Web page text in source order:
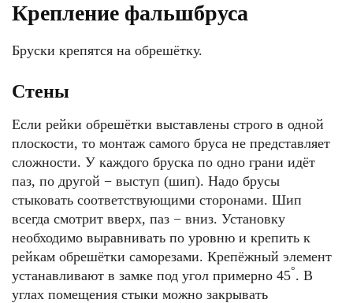
Крепление фальшбруса
Бруски крепятся на обрешётку.
Стены
Если рейки обрешётки выставлены строго в одной
плоскости, то монтаж самого бруса не представляет
сложности. У каждого бруска по одно грани идёт
паз, по другой − выступ (шип). Надо брусы
стыковать соответствующими сторонами. Шип
всегда смотрит вверх, паз − вниз. Установку
необходимо выравнивать по уровню и крепить к
рейкам обрешётки саморезами. Крепёжный элемент
устанавливают в замке под угол примерно 45°. В
углах помещения стыки можно закрывать